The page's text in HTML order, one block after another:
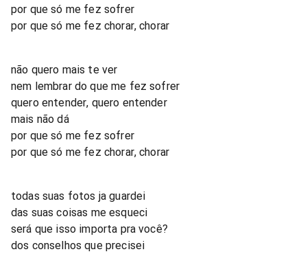
por que só me fez sofrer
por que só me fez chorar, chorar
não quero mais te ver
nem lembrar do que me fez sofrer
quero entender, quero entender
mais não dá
por que só me fez sofrer
por que só me fez chorar, chorar
todas suas fotos ja guardei
das suas coisas me esqueci
será que isso importa pra você?
dos conselhos que precisei